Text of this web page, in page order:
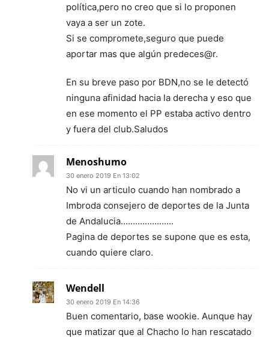
política,pero no creo que si lo proponen
vaya a ser un zote.
Si se compromete,seguro que puede
aportar mas que algún predeces@r.
En su breve paso por BDN,no se le detectó
ninguna afinidad hacia la derecha y eso que
en ese momento el PP estaba activo dentro
y fuera del club.Saludos
Menoshumo
30 enero 2019 En 13:02
No vi un articulo cuando han nombrado a
Imbroda consejero de deportes de la Junta
de Andalucia………………….
Pagina de deportes se supone que es esta,
cuando quiere claro.
Wendell
30 enero 2019 En 14:36
Buen comentario, base wookie. Aunque hay
que matizar que al Chacho lo han rescatado